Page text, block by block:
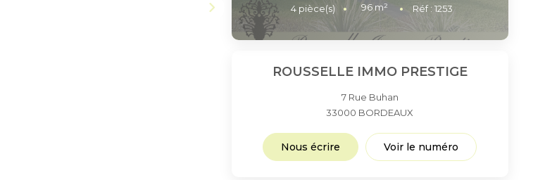
4 pièce(s) 96 m² Réf :1253
ROUSSELLE IMMO PRESTIGE
7 Rue Buhan
33000 BORDEAUX
Nous écrire Voir le numéro